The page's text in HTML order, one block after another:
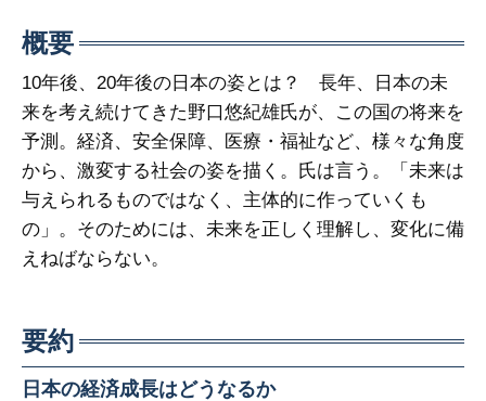
概要
10年後、20年後の日本の姿とは？ 長年、日本の未
来を考え続けてきた野口悠紀雄氏が、この国の将来を
予測。経済、安全保障、医療・福祉など、様々な角度
から、激変する社会の姿を描く。氏は言う。「未来は
与えられるものではなく、主体的に作っていくも
の」。そのためには、未来を正しく理解し、変化に備
えねばならない。
要約
日本の経済成長はどうなるか